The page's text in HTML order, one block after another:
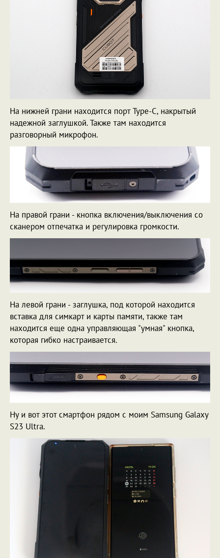
На нижней грани находится порт Type-C, накрытый
надежной заглушкой. Также там находится
разговорный микрофон.
На правой грани - кнопка включения/выключения со
сканером отпечатка и регулировка громкости.
На левой грани - заглушка, под которой находится
вставка для симкарт и карты памяти, также там
находится еще одна управляющая "умная" кнопка,
которая гибко настраивается.
Ну и вот этот смартфон рядом с моим Samsung Galaxy
S23 Ultra.